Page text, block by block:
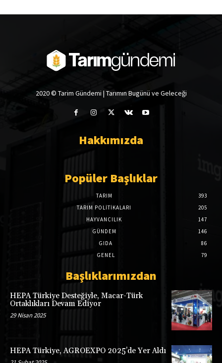
2020 © Tarim Gündemi | Tarımın Bugünü ve Geleceği
Hakkımızda
Popüler Başlıklar
TARIM
393
TARIM POLITIKALARI
205
HAYVANCILIK
147
GÜNDEM
146
GIDA
86
GENEL
79
Başlıklarımızdan
HEPA Türkiye Desteğiyle, Macar-Türk
Ortaklıkları Devam Ediyor
29 Nisan 2025
HEPA Türkiye, AGROEXPO 2025’de Yer Aldı